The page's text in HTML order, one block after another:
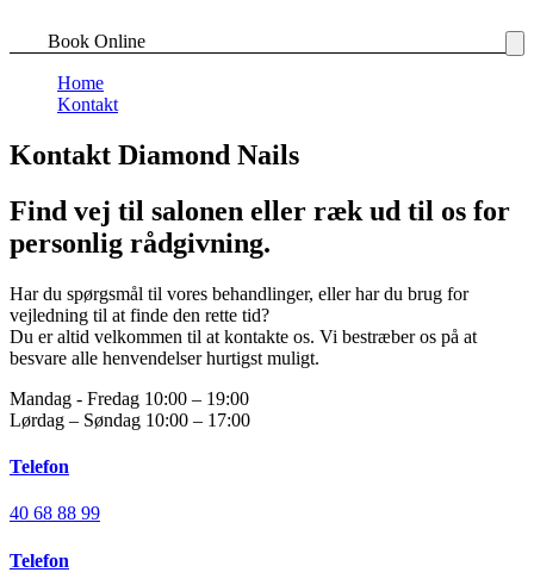
Book Online
Home
Kontakt
Kontakt Diamond Nails
Find vej til salonen eller ræk ud til os for
personlig rådgivning.
Har du spørgsmål til vores behandlinger, eller har du brug for
vejledning til at finde den rette tid?
Du er altid velkommen til at kontakte os. Vi bestræber os på at
besvare alle henvendelser hurtigst muligt.
Mandag - Fredag 10:00 – 19:00
Lørdag – Søndag 10:00 – 17:00
Telefon
40 68 88 99
Telefon